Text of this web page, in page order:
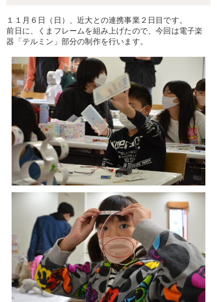
１１月６日（日）、近大との連携事業２日目です。
前日に、くまフレームを組み上げたので、今回は電子楽
器「テルミン」部分の制作を行います。